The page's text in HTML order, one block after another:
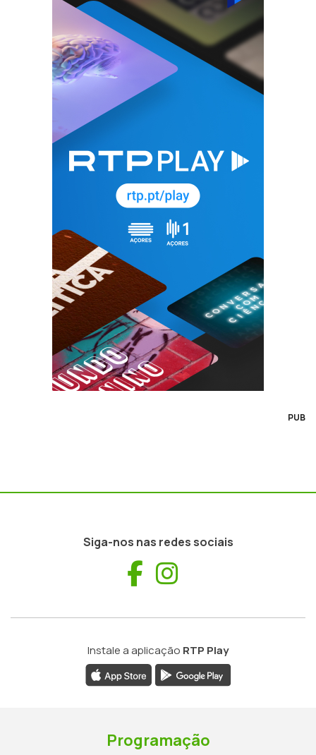
PUB
Siga-nos nas redes sociais
Facebook
Instale a aplicação RTP Play
Programação